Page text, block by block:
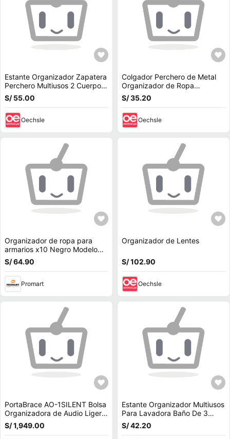
Estante Organizador Zapatera
Perchero Multiusos 2 Cuerpos
6 Niveles 162x96x28cm
Blanco
S/ 55.00
Oechsle
Colgador Perchero de Metal
Organizador de Ropa
Triangular con Ruedas Negro
S/ 35.20
Oechsle
Organizador de ropa para
armarios x10 Negro Modelo
2023
S/ 64.90
Promart
Organizador de Lentes
S/ 102.90
Oechsle
PortaBrace AO-1SILENT Bolsa
Organizadora de Audio Ligera
y Silenciosa para Grabadoras
de C
S/ 1,949.00
Estante Organizador Multiusos
Para Lavadora Baño De 3
Niveles 150x54x24cm
S/ 42.20